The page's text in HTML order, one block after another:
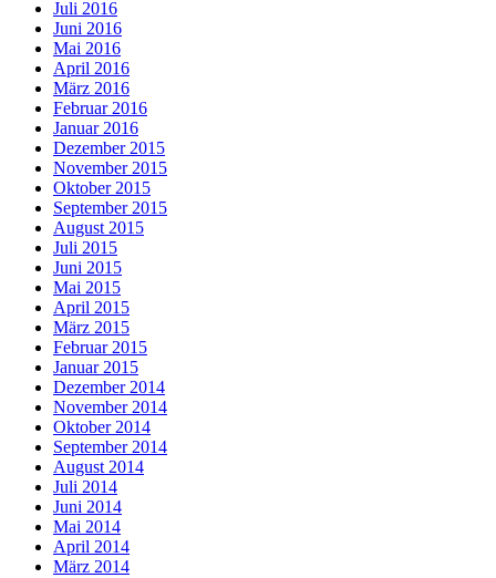
Juli 2016
Juni 2016
Mai 2016
April 2016
März 2016
Februar 2016
Januar 2016
Dezember 2015
November 2015
Oktober 2015
September 2015
August 2015
Juli 2015
Juni 2015
Mai 2015
April 2015
März 2015
Februar 2015
Januar 2015
Dezember 2014
November 2014
Oktober 2014
September 2014
August 2014
Juli 2014
Juni 2014
Mai 2014
April 2014
März 2014